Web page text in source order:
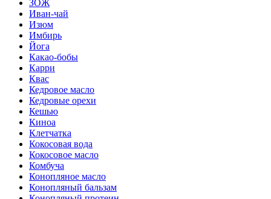
ЗОЖ
Иван-чай
Изюм
Имбирь
Йога
Какао-бобы
Карри
Квас
Кедровое масло
Кедровые орехи
Кешью
Киноа
Клетчатка
Кокосовая вода
Кокосовое масло
Комбуча
Конопляное масло
Конопляный бальзам